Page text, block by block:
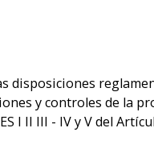
disposiciones
y controles de la
I II III - IV y V del